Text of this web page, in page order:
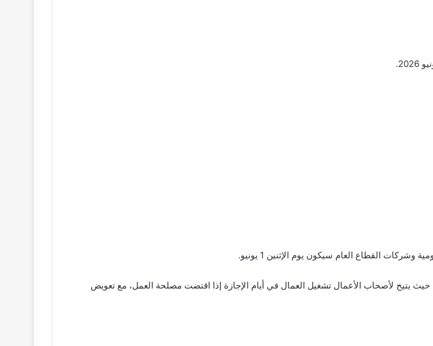
القطاع العام سيكون يوم الإثنين 1 يونيو.
يتيح لأصحاب الأعمال تشغيل العمال في أيام الإجازة إذا اقتضت مصلحة العمل، مع تعويض